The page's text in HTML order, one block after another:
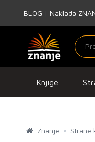
BLOG | Naklada
Knjige
Znanje Strane